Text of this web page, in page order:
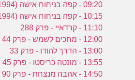
09:20 - קפה בניחוח אישה (1994) - פרק 131
10:15 - קפה בניחוח אישה (1994) - פרק 132
11:10 - קרדאיי - פרק 288
12:00 - מחכים לשמש - פרק 44
13:00 - הדרך להודו - פרק 33
13:55 - מונטה כריסטו - פרק 45
14:50 - אהבה מנצחת - פרק 90